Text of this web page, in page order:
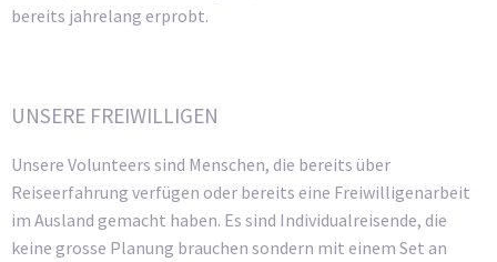
bereits jahrelang erprobt.
UNSERE FREIWILLIGEN
Unsere Volunteers sind Menschen, die bereits über
Reiseerfahrung verfügen oder bereits eine Freiwilligenarbeit
im Ausland gemacht haben. Es sind Individualreisende, die
keine grosse Planung brauchen sondern mit einem Set an